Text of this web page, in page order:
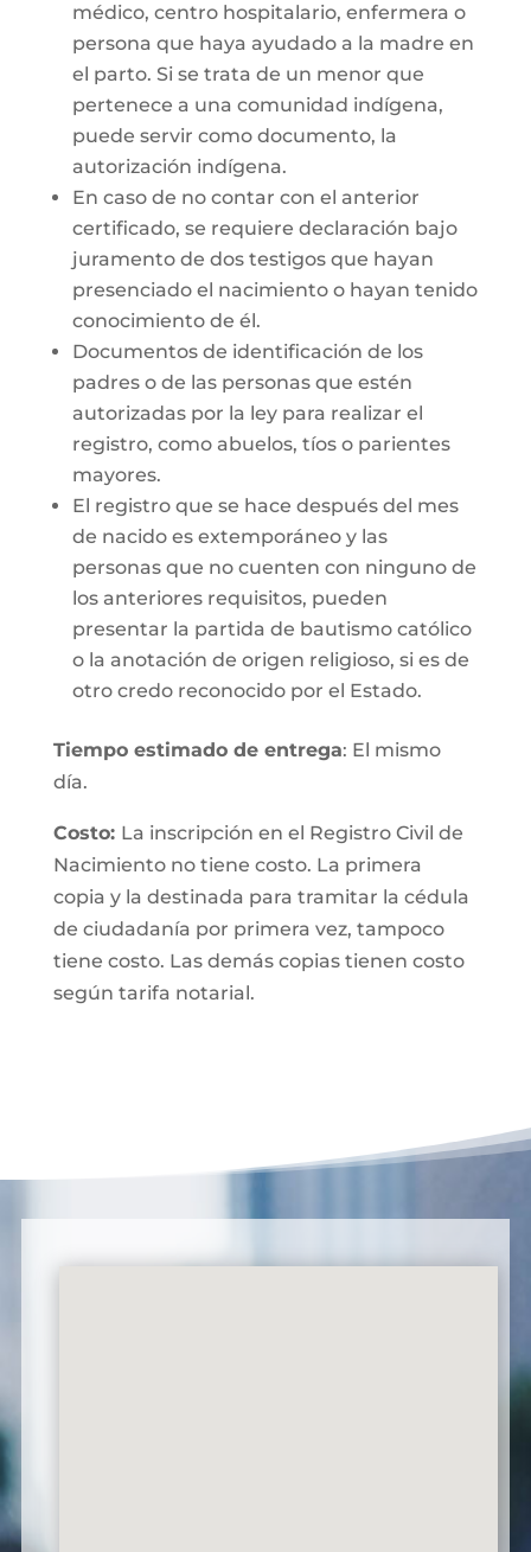
médico, centro hospitalario, enfermera o
persona que haya ayudado a la madre en
el parto. Si se trata de un menor que
pertenece a una comunidad indígena,
puede servir como documento, la
autorización indígena.
En caso de no contar con el anterior
certificado, se requiere declaración bajo
juramento de dos testigos que hayan
presenciado el nacimiento o hayan tenido
conocimiento de él.
Documentos de identificación de los
padres o de las personas que estén
autorizadas por la ley para realizar el
registro, como abuelos, tíos o parientes
mayores.
El registro que se hace después del mes
de nacido es extemporáneo y las
personas que no cuenten con ninguno de
los anteriores requisitos, pueden
presentar la partida de bautismo católico
o la anotación de origen religioso, si es de
otro credo reconocido por el Estado.
Tiempo estimado de entrega: El mismo
día.
Costo: La inscripción en el Registro Civil de
Nacimiento no tiene costo. La primera
copia y la destinada para tramitar la cédula
de ciudadanía por primera vez, tampoco
tiene costo. Las demás copias tienen costo
según tarifa notarial.